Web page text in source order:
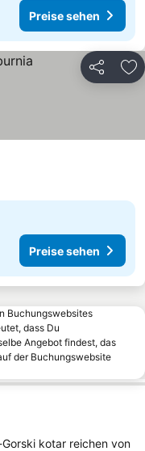
Preise sehen
Teilen
Preise sehen
Buchungswebsites
dass Du
Angebot findest, das
der Buchungswebsite
kotar reichen von